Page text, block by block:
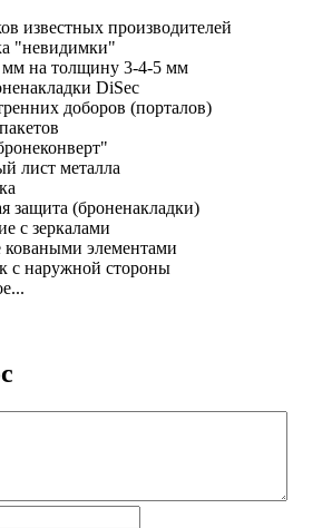
известных производителей
"невидимки"
мм на толщину 3-4-5 мм
DiSec
доборов (порталов)
лист металла
защита (броненакладки)
с зеркалами
коваными элементами
наружной стороны